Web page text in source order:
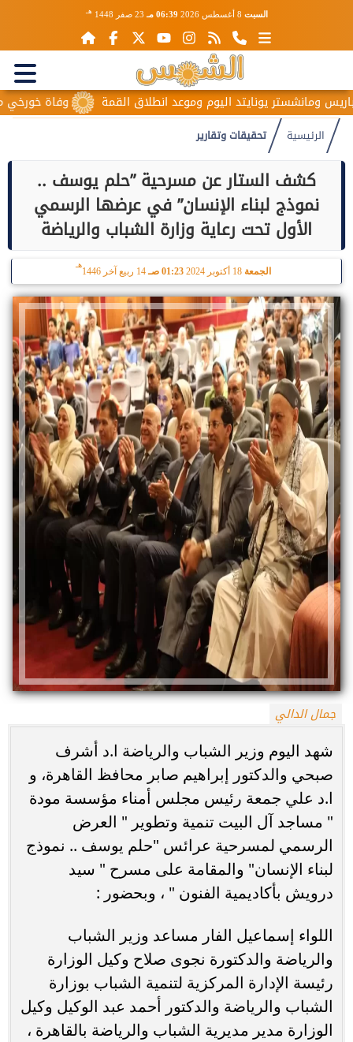
السبت 06:39 مـ 23 صفر 1448 هـ
وفاة خورخي ميسي والد يونايتد اليوم وموعد انطلاق القمة
الرئيسية تحقيقات وتقارير
كشف الستار عن مسرحية ”حلم يوسف ..
نموذج لبناء الإنسان” في عرضها الرسمي
الأول تحت رعاية وزارة الشباب والرياضة
الجمعة 01:23 صـ 14 ربيع آخر 1446
هـ
جمال الدالي
شهد اليوم وزير الشباب والرياضة ا.د أشرف
صبحي والدكتور إبراهيم صابر محافظ القاهرة، و
ا.د علي جمعة رئيس مجلس أمناء مؤسسة مودة
" مساجد آل البيت تنمية وتطوير " العرض
الرسمي لمسرحية عرائس "حلم يوسف .. نموذج
لبناء الإنسان" والمقامة على مسرح " سيد
درويش بأكاديمية الفنون " ، وبحضور :
اللواء إسماعيل الفار مساعد وزير الشباب
والرياضة والدكتورة نجوى صلاح وكيل الوزارة
رئيسة الإدارة المركزية لتنمية الشباب بوزارة
الشباب والرياضة والدكتور أحمد عبد الوكيل وكيل
الوزارة مدير مديرية الشباب والرياضة بالقاهرة ،